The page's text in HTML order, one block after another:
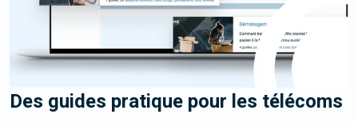
Des guides pratique pour les télécoms